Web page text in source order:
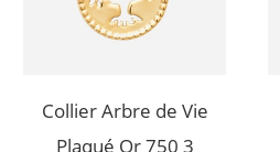
Collier Arbre de Vie
Plaqué Or 750 3